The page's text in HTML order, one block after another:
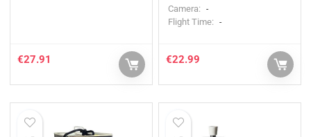
€27.91
Camera: -
Flight Time: -
€22.99